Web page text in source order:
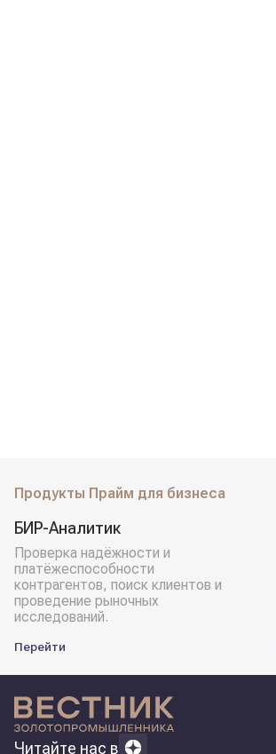
Продукты Прайм для бизнеса
БИР-Аналитик
Проверка надёжности и
платёжеспособности
контрагентов, поиск клиентов и
проведение рыночных
исследований.
Перейти
Читайте нас в